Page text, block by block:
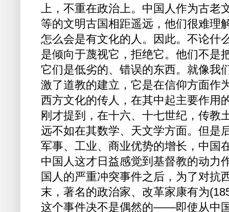
上，不重在政治上。中国人作为古老
等的文明古国相距遥远，他们很难理
怎么会是有文化的人。因此。不论什
是倾向于蔑视它，拒绝它。他们不是
它们是低劣的、错误的东西。就像
激了道教的建立，它是在信仰方面作
西方文化的传人，在其中起主要作用
刚才提到，在十六、十七世纪，传教
远不如在其数学、天文学方面。但是
军事、工业、商业优势的增长，中国
中国人这才日益感觉到基督教的动力
国人的严重冲突事件之后，为了对抗
末，著名的政治家、改革家康有为
这个事件决不是偶然的——即使从中